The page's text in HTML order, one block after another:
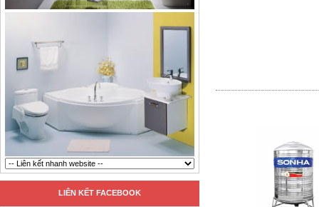
LIÊN KẾT FACEBOOK